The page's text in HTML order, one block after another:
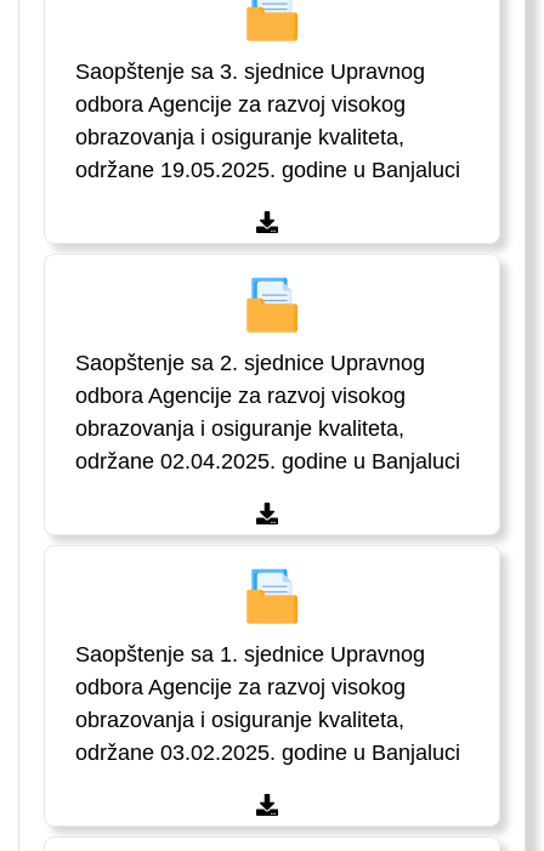
Saopštenje sa 3. sjednice Upravnog
odbora Agencije za razvoj visokog
obrazovanja i osiguranje kvaliteta,
održane 19.05.2025. godine u Banjaluci
Saopštenje sa 2. sjednice Upravnog
odbora Agencije za razvoj visokog
obrazovanja i osiguranje kvaliteta,
održane 02.04.2025. godine u Banjaluci
Saopštenje sa 1. sjednice Upravnog
odbora Agencije za razvoj visokog
obrazovanja i osiguranje kvaliteta,
održane 03.02.2025. godine u Banjaluci